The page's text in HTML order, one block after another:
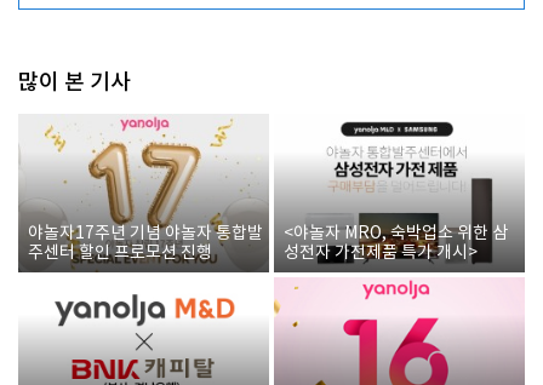
많이 본 기사
야놀자17주년 기념 야놀자 통합발
주센터 할인 프로모션 진행
<야놀자 MRO, 숙박업소 위한 삼
성전자 가전제품 특가 개시>